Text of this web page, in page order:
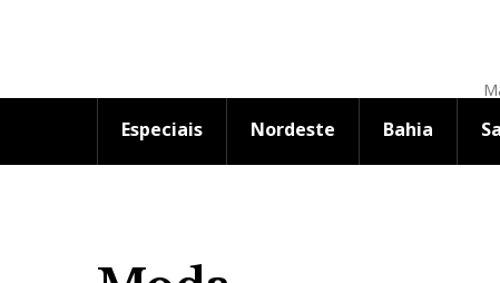
Especiais Nordeste Bahia